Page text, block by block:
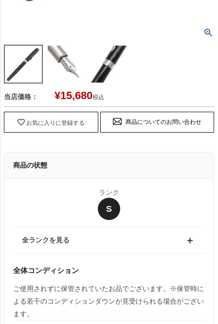
当店価格： ¥15,680税込
お気に入りに登録する 商品についてのお問い合わせ
商品の状態
ランク
S
全ランクを見る
全体コンディション
ご使用されずに保管されていたお品でございます。※保管時に
よる若干のコンディションダウンが見受けられる場合がござい
ます。